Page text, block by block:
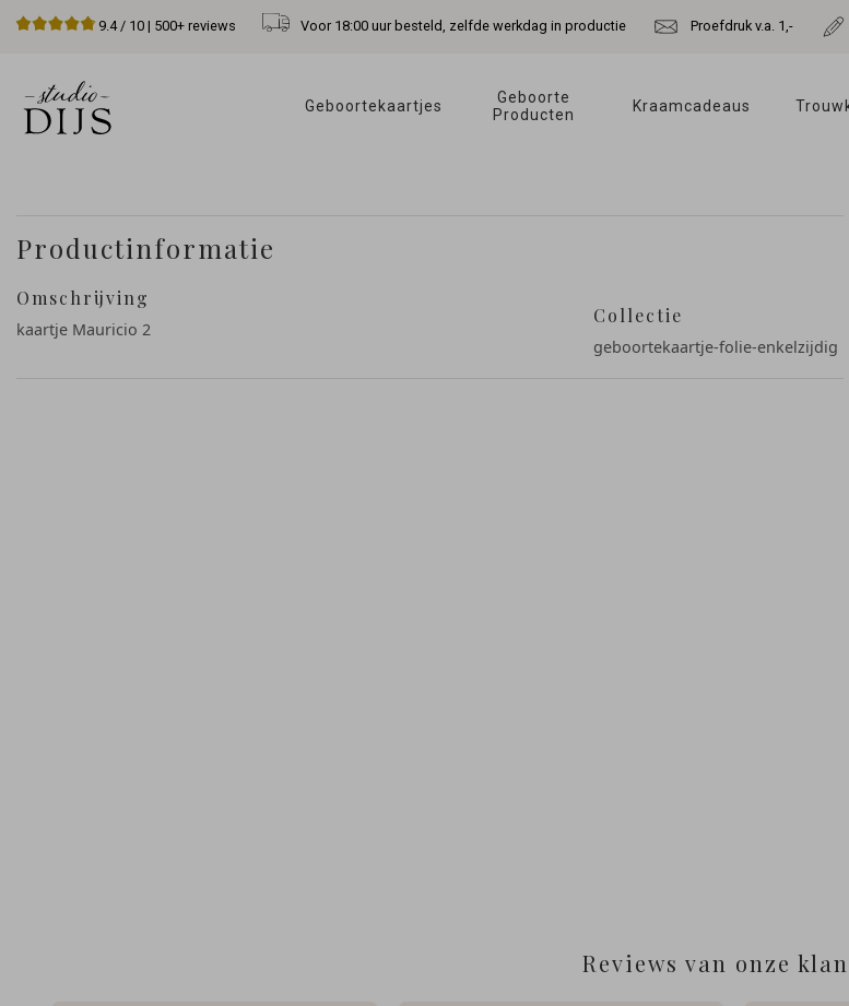
9.4/ 10 | 500+ reviews Voor 18:00 uur besteld, zelfde werkdag in productie Proefdruk v.a. 1,-
Geboortekaartjes
Geboorte
Producten
Kraamcadeaus
Productinformatie
Omschrijving
kaartje Mauricio 2
Collectie
geboortekaartje-folie-enkelzijdig
Reviews van onze